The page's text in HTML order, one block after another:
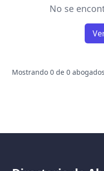
No se
Mostrando 0 de 0 abogados